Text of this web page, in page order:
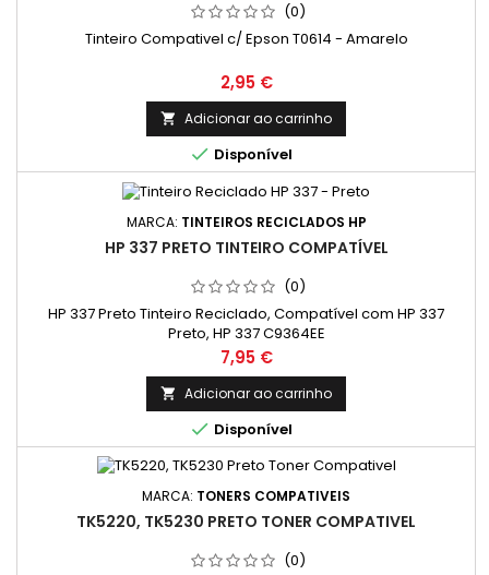
(0)
Tinteiro Compativel c/ Epson T0614 - Amarelo
Preço
2,95 €
 Adicionar ao carrinho
 Disponível
MARCA: TINTEIROS RECICLADOS HP
HP 337 PRETO TINTEIRO COMPATÍVEL
(0)
HP 337 Preto Tinteiro Reciclado, Compatível com HP 337
Preto, HP 337 C9364EE
Preço
7,95 €
 Adicionar ao carrinho
 Disponível
MARCA: TONERS COMPATIVEIS
TK5220, TK5230 PRETO TONER COMPATIVEL
(0)